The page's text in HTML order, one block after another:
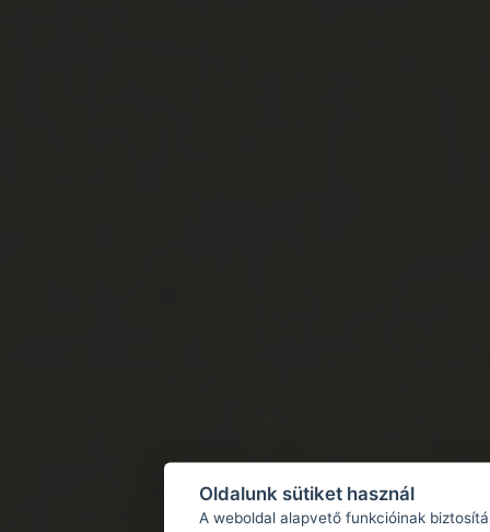
Oldalunk sütiket használ
A weboldal alapvető funkcióinak